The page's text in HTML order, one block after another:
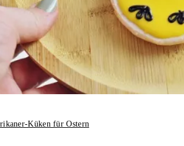
Küken für Ostern